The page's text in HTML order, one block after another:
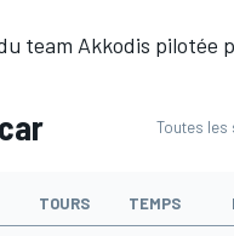
team Akkodis pilotée
Toutes les
TOURS TEMPS